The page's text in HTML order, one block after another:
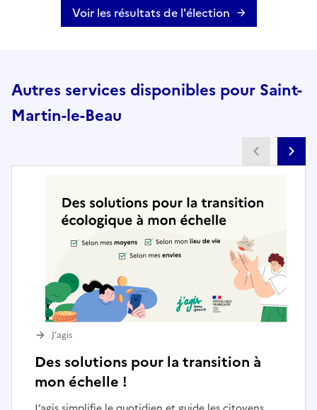
Voir les résultats de l'élection
Autres services disponibles pour Saint-
Martin-le-Beau
Des solutions pour la transition à
mon échelle !
J’agis